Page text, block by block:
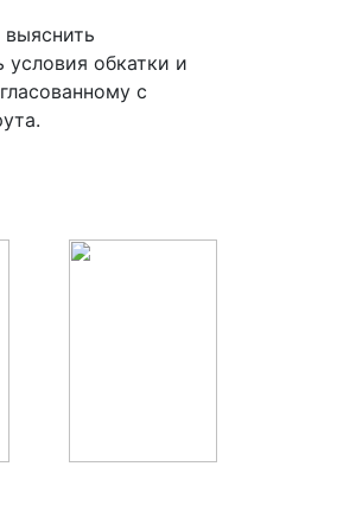
обкатки и
с